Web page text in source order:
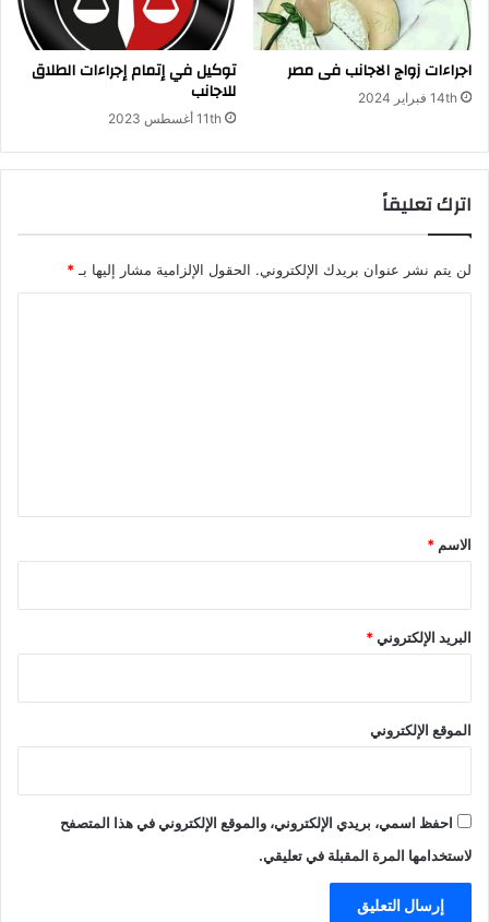
اجراءات زواج الاجانب فى مصر
14th فبراير 2024
توكيل في إتمام إجراءات الطلاق
للاجانب
11th أغسطس 2023
اترك تعليقاً
لن يتم نشر عنوان بريدك الإلكتروني. الحقول الإلزامية مشار إليها بـ *
*
الاسم *
البريد الإلكتروني*
الموقع الإلكتروني
احفظ اسمي، بريدي الإلكتروني، والموقع الإلكتروني في هذا المتصفح
لاستخدامها المرة المقبلة في تعليقي.